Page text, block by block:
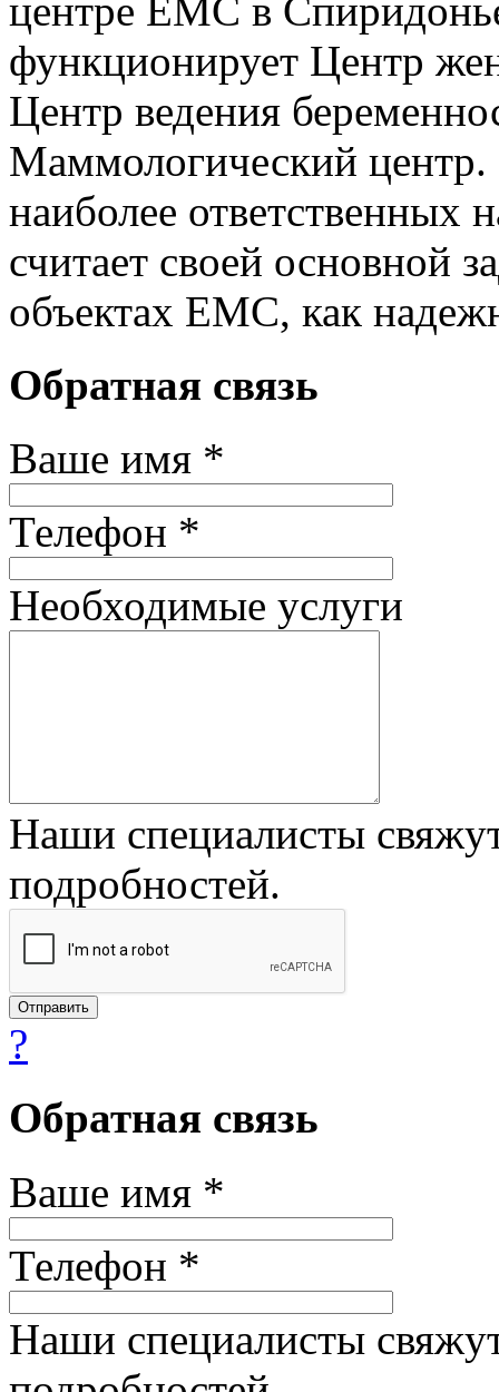
центре ЕМС в
функционирует Центр
Центр ведения
Маммологический
наиболее ответственных
считает своей основной
объектах EMC, как
Обратная связь
Ваше имя *
Телефон *
Необходимые услуги
Наши специалисты
подробностей.
?
Обратная связь
Ваше имя *
Телефон *
Наши специалисты